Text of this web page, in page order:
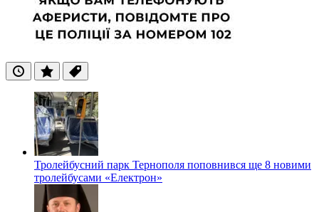
ОстанніПопулярні
Теги
Тролейбусний парк Тернополя поповнився ще 8 новими
тролейбусами «Електрон»